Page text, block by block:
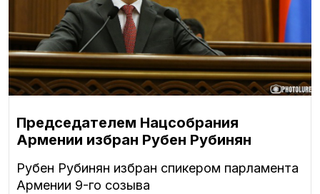
Председателем Нацсобрания
Армении избран Рубен Рубинян
Рубен Рубинян избран спикером парламента
Армении 9-го созыва